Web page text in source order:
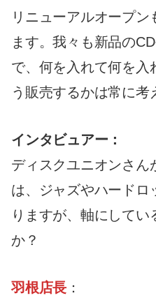
リニューアルオープ
ます。我々も新品の
で、何を入れて何を入
う販売するかは常に考
インタビュアー：
ディスクユニオンさん
は、ジャズやハードロ
りますが、軸にして
か？
羽根店長 ：